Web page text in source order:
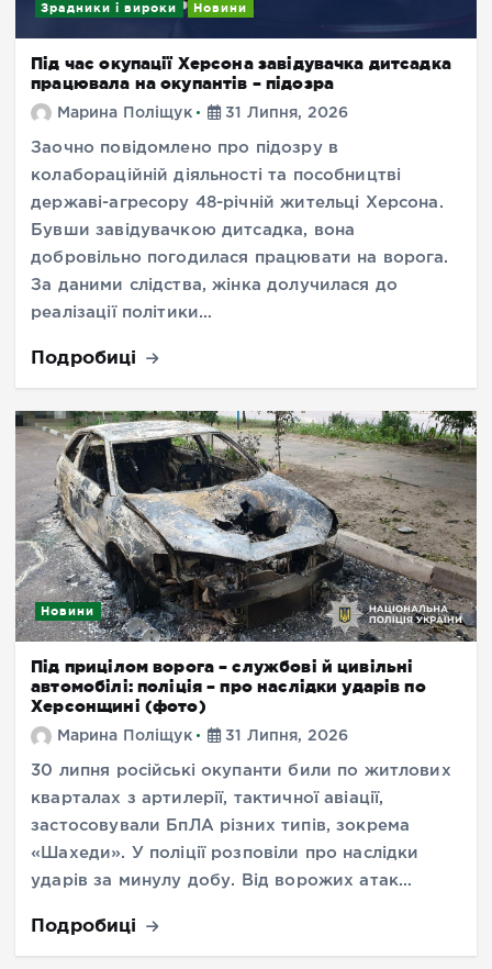
Зрадники і вироки Новини
Під час окупації Херсона завідувачка дитсадка
працювала на окупантів – підозра
Марина Поліщук 31 Липня, 2026
Заочно повідомлено про підозру в
колабораційній діяльності та пособництві
державі-агресору 48-річній жительці Херсона.
Бувши завідувачкою дитсадка, вона
добровільно погодилася працювати на ворога.
За даними слідства, жінка долучилася до
реалізації політики…
Подробиці
Новини
Під прицілом ворога – службові й цивільні
автомобілі: поліція – про наслідки ударів по
Херсонщині (фото)
Марина Поліщук 31 Липня, 2026
30 липня російські окупанти били по житлових
кварталах з артилерії, тактичної авіації,
застосовували БпЛА різних типів, зокрема
«Шахеди». У поліції розповіли про наслідки
ударів за минулу добу. Від ворожих атак…
Подробиці